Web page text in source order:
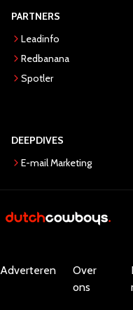
PARTNERS
Leadinfo
Redbanana
Spotler
DEEPDIVES
E-mail Marketing
Adverteren
Over
ons